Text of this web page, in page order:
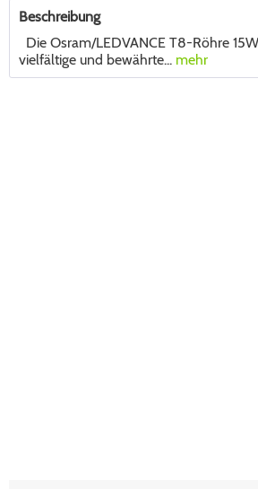
Beschreibung
Die Osram/LEDVANCE T8-Röhre
vielfältige und bewährte... mehr